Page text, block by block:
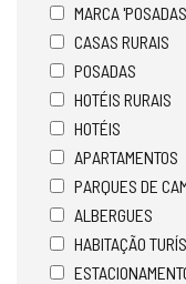
MARCA
CASAS RURAIS
POSADAS
HOTÉIS RURAIS
HOTÉIS
APARTAMENTOS
PARQUES DE
ALBERGUES
HABITAÇÃO